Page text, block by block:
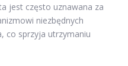
jest często uznawana za
niezbędnych
co sprzyja utrzymaniu